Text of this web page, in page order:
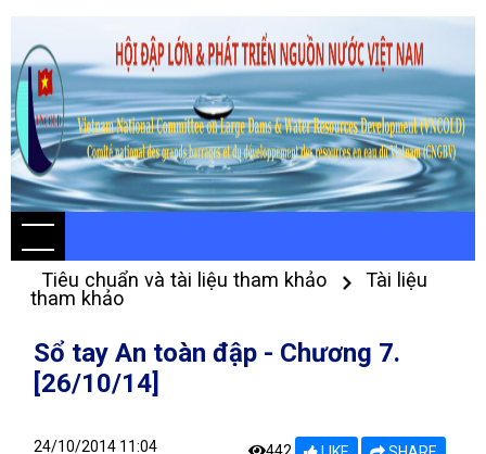
Tiêu chuẩn và tài liệu tham khảo
Tài liệu
tham khảo
Sổ tay An toàn đập - Chương 7.
[26/10/14]
24/10/2014 11:04